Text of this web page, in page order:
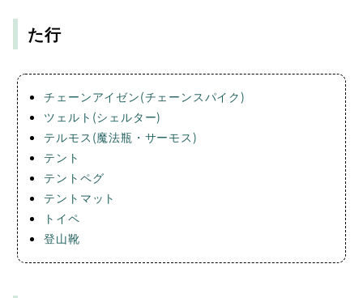
た行
チェーンアイゼン(チェーンスパイク)
ツェルト(シェルター)
テルモス(魔法瓶・サーモス)
テント
テントペグ
テントマット
トイペ
登山靴